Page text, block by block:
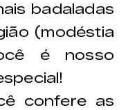
badaladas
(modéstia
é nosso
confere as